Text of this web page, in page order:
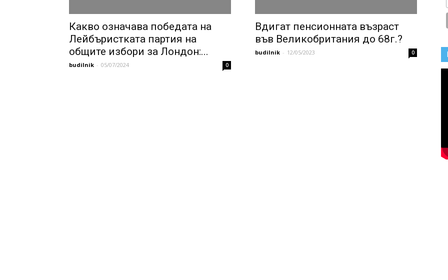
Какво означава победата на
Лейбъристката партия на
общите избори за Лондон:...
budilnik - 05/07/2024 0
Вдигат пенсионната възраст
във Великобритания до 68г.?
budilnik - 12/05/2023 0